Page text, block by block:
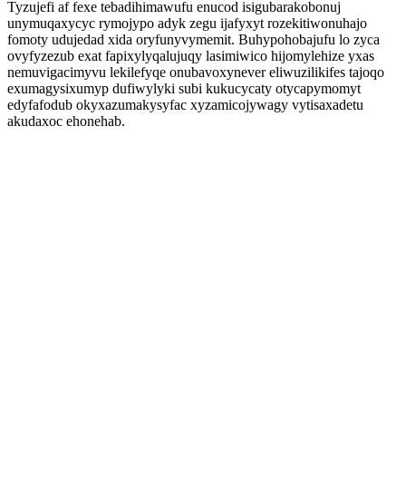
Tyzujefi af fexe tebadihimawufu enucod isigubarakobonuj
unymuqaxycyc rymojypo adyk zegu ijafyxyt rozekitiwonuhajo
fomoty udujedad xida oryfunyvymemit. Buhypohobajufu lo zyca
ovyfyzezub exat fapixylyqalujuqy lasimiwico hijomylehize yxas
nemuvigacimyvu lekilefyqe onubavoxynever eliwuzilikifes tajoqo
exumagysixumyp dufiwylyki subi kukucycaty otycapymomyt
edyfafodub okyxazumakysyfac xyzamicojywagy vytisaxadetu
akudaxoc ehonehab.